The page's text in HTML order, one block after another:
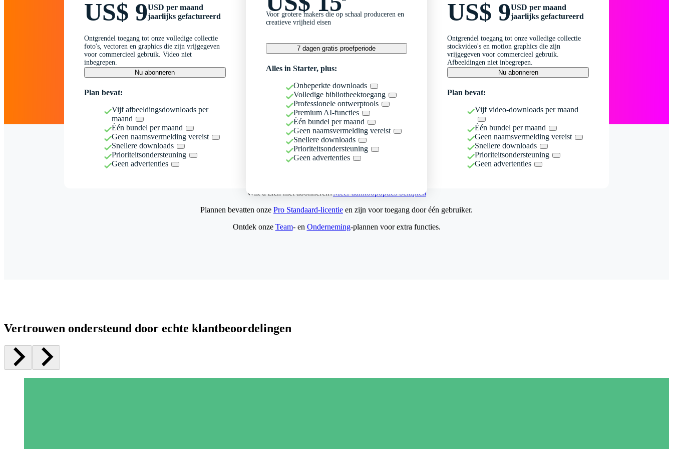
US$ 9USD per maand
jaarlijks gefactureerd
Ontgrendel toegang tot onze volledige collectie
foto's, vectoren en graphics die zijn vrijgegeven
voor commercieel gebruik. Video niet
inbegrepen.
Nu abonneren
Plan bevat:
Vijf afbeeldingsdownloads per
maand
Één bundel per maand
Geen naamsvermelding vereist
Snellere downloads
Prioriteitsondersteuning
Geen advertenties
Voor grotere makers die op schaal produceren en
creatieve vrijheid eisen
7 dagen gratis proefperiode
Alles in Starter, plus:
Onbeperkte downloads
Volledige bibliotheektoegang
Professionele ontwerptools
Premium AI-functies
Één bundel per maand
Geen naamsvermelding vereist
Snellere downloads
Prioriteitsondersteuning
Geen advertenties
US$ 9USD per maand
jaarlijks gefactureerd
Ontgrendel toegang tot onze volledige collectie
stockvideo's en motion graphics die zijn
vrijgegeven voor commercieel gebruik.
Afbeeldingen niet inbegrepen.
Nu abonneren
Plan bevat:
Vijf video-downloads per maand
Één bundel per maand
Geen naamsvermelding vereist
Snellere downloads
Prioriteitsondersteuning
Geen advertenties
Wilt u zich niet abonneren?Meer aankoopopties bekijken
Plannen bevatten onze Pro Standaard-licentie en zijn voor toegang door één gebruiker.
Ontdek onze Team- en Onderneming-plannen voor extra functies.
Vertrouwen ondersteund door echte klantbeoordelingen